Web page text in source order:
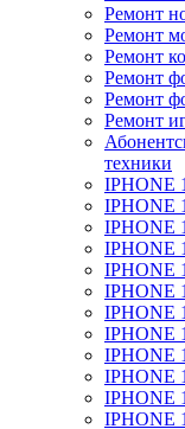
Ремонт
Ремонт
Ремонт
Ремонт
Ремонт
Ремонт
техники
IPHONE
IPHONE
IPHONE
IPHONE
IPHONE
IPHONE
IPHONE
IPHONE
IPHONE
IPHONE
IPHONE
IPHONE